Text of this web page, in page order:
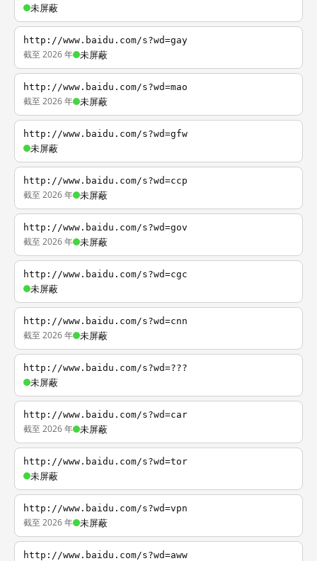
未屏蔽
http://www.baidu.com/s?wd=gay
截至 2026 年 未屏蔽
http://www.baidu.com/s?wd=mao
截至 2026 年 未屏蔽
http://www.baidu.com/s?wd=gfw
未屏蔽
http://www.baidu.com/s?wd=ccp
截至 2026 年 未屏蔽
http://www.baidu.com/s?wd=gov
截至 2026 年 未屏蔽
http://www.baidu.com/s?wd=cgc
未屏蔽
http://www.baidu.com/s?wd=cnn
截至 2026 年 未屏蔽
http://www.baidu.com/s?wd=???
未屏蔽
http://www.baidu.com/s?wd=car
截至 2026 年 未屏蔽
http://www.baidu.com/s?wd=tor
未屏蔽
http://www.baidu.com/s?wd=vpn
截至 2026 年 未屏蔽
http://www.baidu.com/s?wd=aww